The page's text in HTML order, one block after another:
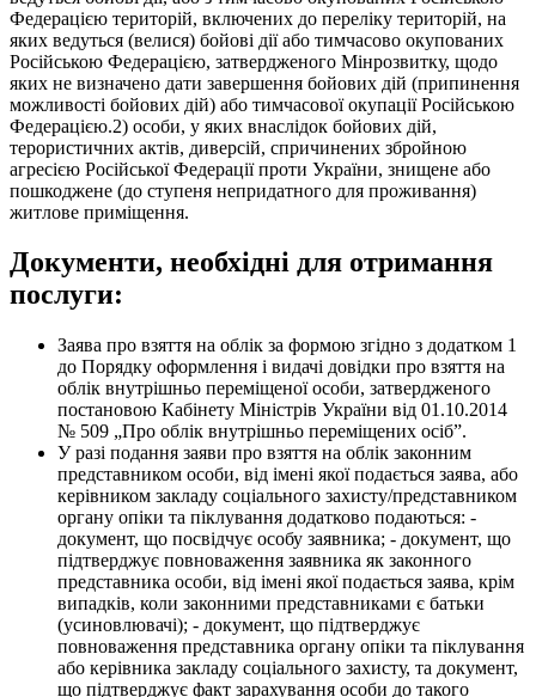
Федерацією територій, включених до переліку територій, на
яких ведуться (велися) бойові дії або тимчасово окупованих
Російською Федерацією, затвердженого Мінрозвитку, щодо
яких не визначено дати завершення бойових дій (припинення
можливості бойових дій) або тимчасової окупації Російською
Федерацією.2) особи, у яких внаслідок бойових дій,
терористичних актів, диверсій, спричинених збройною
агресією Російської Федерації проти України, знищене або
пошкоджене (до ступеня непридатного для проживання)
житлове приміщення.
Документи, необхідні для отримання
послуги:
Заява про взяття на облік за формою згідно з додатком 1
до Порядку оформлення і видачі довідки про взяття на
облік внутрішньо переміщеної особи, затвердженого
постановою Кабінету Міністрів України від 01.10.2014
№ 509 „Про облік внутрішньо переміщених осіб”.
У разі подання заяви про взяття на облік законним
представником особи, від імені якої подається заява, або
керівником закладу соціального захисту/представником
органу опіки та піклування додатково подаються: -
документ, що посвідчує особу заявника; - документ, що
підтверджує повноваження заявника як законного
представника особи, від імені якої подається заява, крім
випадків, коли законними представниками є батьки
(усиновлювачі); - документ, що підтверджує
повноваження представника органу опіки та піклування
або керівника закладу соціального захисту, та документ,
що підтверджує факт зарахування особи до такого